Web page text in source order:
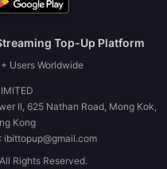
Top-Up Platform
Users Worldwide
II, 625 Nathan Road, Mong Kok,
Kong
ibittopup@gmail.com
Rights Reserved.